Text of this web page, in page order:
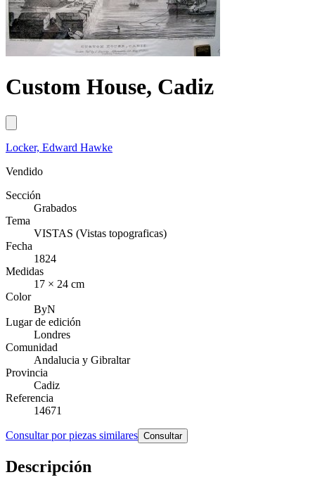
Custom House, Cadiz
Locker, Edward Hawke
Vendido
Sección
Grabados
Tema
VISTAS (Vistas topograficas)
Fecha
1824
Medidas
17 × 24 cm
Color
ByN
Lugar de edición
Londres
Comunidad
Andalucia y Gibraltar
Provincia
Cadiz
Referencia
14671
Consultar por piezas similares Consultar
Descripción